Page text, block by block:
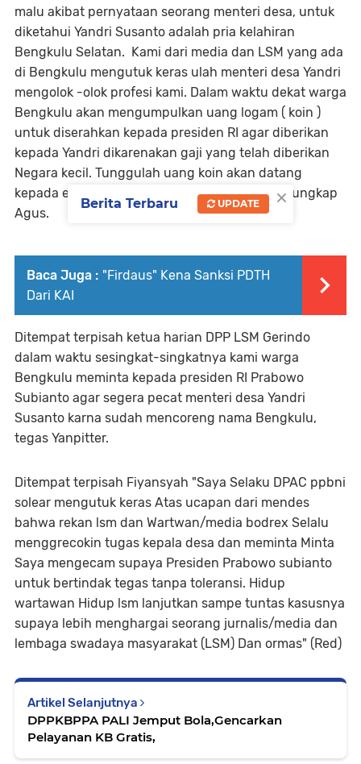
malu akibat pernyataan seorang menteri desa, untuk
diketahui Yandri Susanto adalah pria kelahiran
Bengkulu Selatan. Kami dari media dan LSM yang ada
di Bengkulu mengutuk keras ulah menteri desa Yandri
mengolok -olok profesi kami. Dalam waktu dekat warga
Bengkulu akan mengumpulkan uang logam ( koin )
untuk diserahkan kepada presiden RI agar diberikan
kepada Yandri dikarenakan gaji yang telah diberikan
Negara kecil. Tunggulah uang koin akan datang
kepada engkau wahai Yandri yang terhormat, ungkap
Agus.
Baca Juga : "Firdaus" Kena Sanksi PDTH
Dari KAI
Ditempat terpisah ketua harian DPP LSM Gerindo
dalam waktu sesingkat-singkatnya kami warga
Bengkulu meminta kepada presiden RI Prabowo
Subianto agar segera pecat menteri desa Yandri
Susanto karna sudah mencoreng nama Bengkulu,
tegas Yanpitter.
Ditempat terpisah Fiyansyah "Saya Selaku DPAC ppbni
solear mengutuk keras Atas ucapan dari mendes
bahwa rekan lsm dan Wartwan/media bodrex Selalu
menggrecokin tugas kepala desa dan meminta Minta
Saya mengecam supaya Presiden Prabowo subianto
untuk bertindak tegas tanpa toleransi. Hidup
wartawan Hidup lsm lanjutkan sampe tuntas kasusnya
supaya lebih menghargai seorang jurnalis/media dan
lembaga swadaya masyarakat (LSM) Dan ormas" (Red)
Artikel Selanjutnya
DPPKBPPA PALI Jemput Bola,Gencarkan
Pelayanan KB Gratis,
×
Berita Terbaru UPDATE